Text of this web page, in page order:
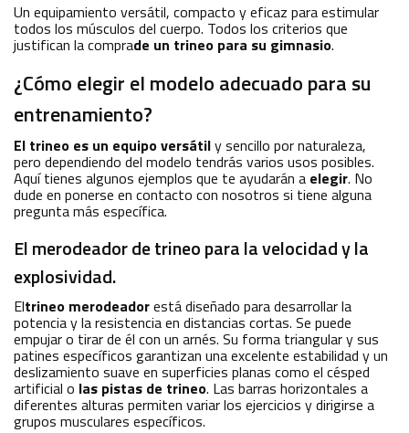
Un equipamiento versátil, compacto y eficaz para estimular
todos los músculos del cuerpo. Todos los criterios que
justifican la comprade un trineo para su gimnasio.
¿Cómo elegir el modelo adecuado para su
entrenamiento?
El trineo es un equipo versátily sencillo por naturaleza,
pero dependiendo del modelo tendrás varios usos posibles.
Aquí tienes algunos ejemplos que te ayudarán a elegir. No
dude en ponerse en contacto con nosotros si tiene alguna
pregunta más específica.
El merodeador de trineo para la velocidad y la
explosividad.
Eltrineo merodeadorestá diseñado para desarrollar la
potencia y la resistencia en distancias cortas. Se puede
empujar o tirar de él con un arnés. Su forma triangular y sus
patines específicos garantizan una excelente estabilidad y un
deslizamiento suave en superficies planas como el césped
artificial o las pistas de trineo. Las barras horizontales a
diferentes alturas permiten variar los ejercicios y dirigirse a
grupos musculares específicos.